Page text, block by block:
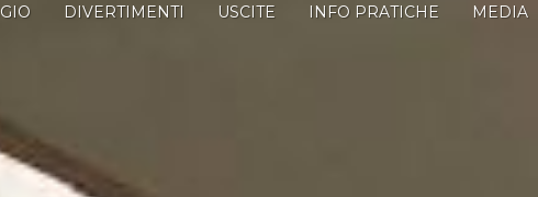
DIVERTIMENTI USCITE INFO PRATICHE MEDIA